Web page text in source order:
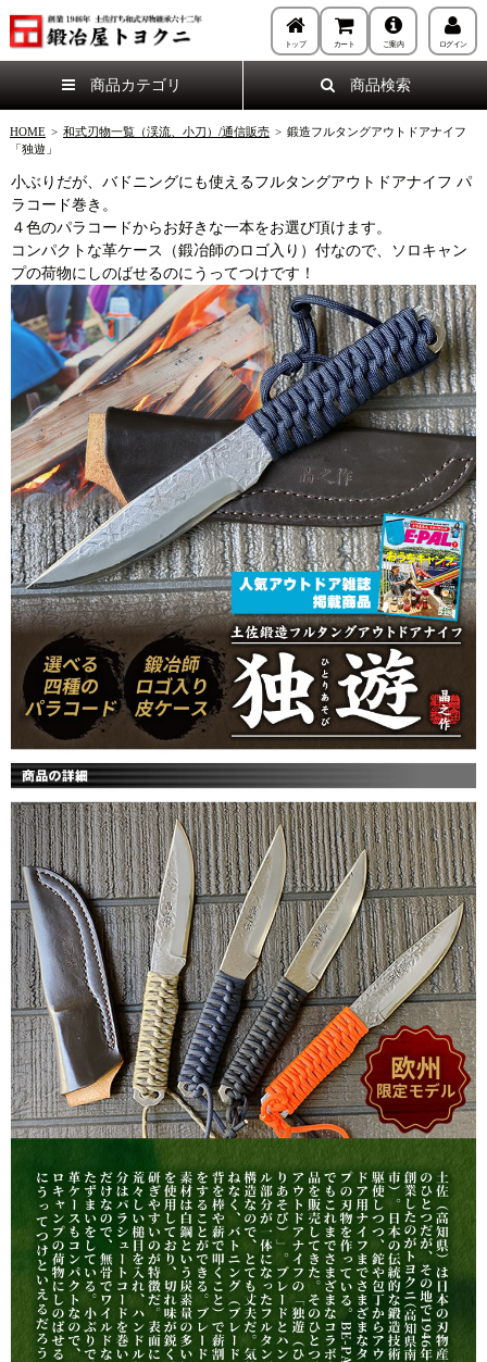
トップ カート ご案内 ログイン
商品カテゴリ 商品検索
HOME > 和式刃物一覧（渓流、小刀）/通信販売 > 鍛造フルタングアウトドアナイフ
「独遊」
小ぶりだが、バドニングにも使えるフルタングアウトドアナイフ パ
ラコード巻き。
４色のパラコードからお好きな一本をお選び頂けます。
コンパクトな革ケース（鍛冶師のロゴ入り）付なので、ソロキャン
プの荷物にしのばせるのにうってつけです！